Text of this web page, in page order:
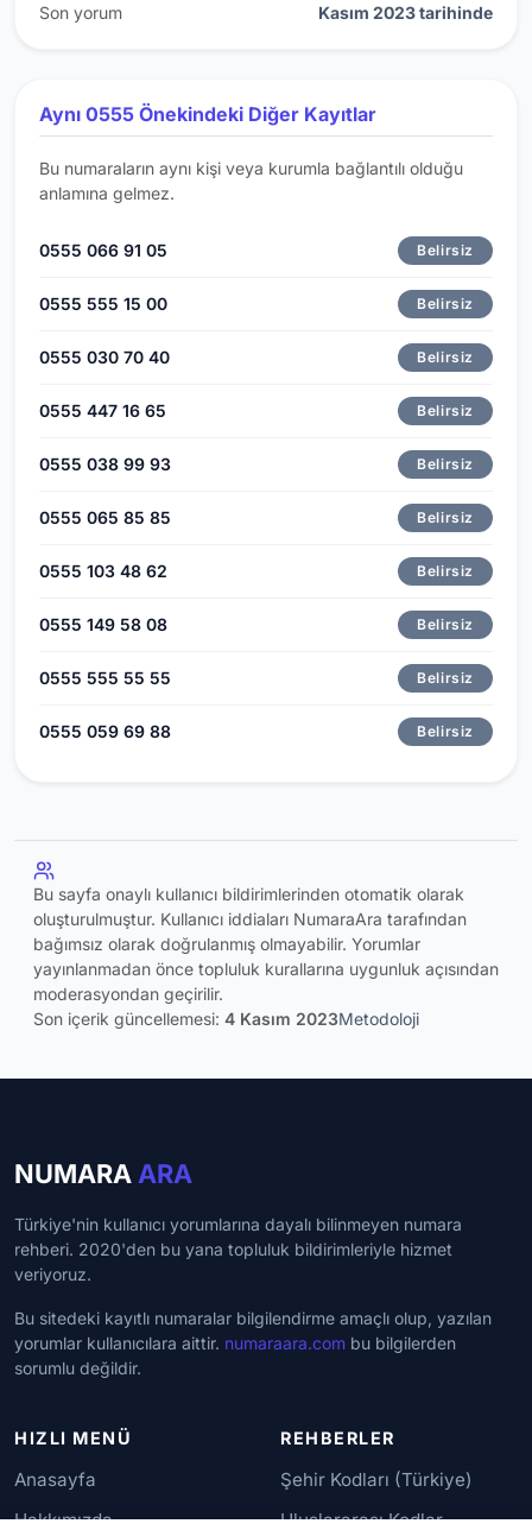
Son yorum
Kasım 2023 tarihinde
Aynı 0555 Önekindeki Diğer Kayıtlar
Bu numaraların aynı kişi veya kurumla bağlantılı olduğu
anlamına gelmez.
0555 066 91 05 Belirsiz
0555 555 15 00 Belirsiz
0555 030 70 40 Belirsiz
0555 447 16 65 Belirsiz
0555 038 99 93 Belirsiz
0555 065 85 85 Belirsiz
0555 103 48 62 Belirsiz
0555 149 58 08 Belirsiz
0555 555 55 55 Belirsiz
0555 059 69 88 Belirsiz
Bu sayfa onaylı kullanıcı bildirimlerinden otomatik olarak
oluşturulmuştur. Kullanıcı iddiaları NumaraAra tarafından
bağımsız olarak doğrulanmış olmayabilir. Yorumlar
yayınlanmadan önce topluluk kurallarına uygunluk açısından
moderasyondan geçirilir.
Son içerik güncellemesi: 4 Kasım 2023Metodoloji
NUMARA ARA
Türkiye'nin kullanıcı yorumlarına dayalı bilinmeyen numara
rehberi. 2020'den bu yana topluluk bildirimleriyle hizmet
veriyoruz.
Bu sitedeki kayıtlı numaralar bilgilendirme amaçlı olup, yazılan
yorumlar kullanıcılara aittir. numaraara.com bu bilgilerden
sorumlu değildir.
HIZLI MENÜ
Anasayfa
Hakkımızda
REHBERLER
Şehir Kodları (Türkiye)
Uluslararası Kodlar